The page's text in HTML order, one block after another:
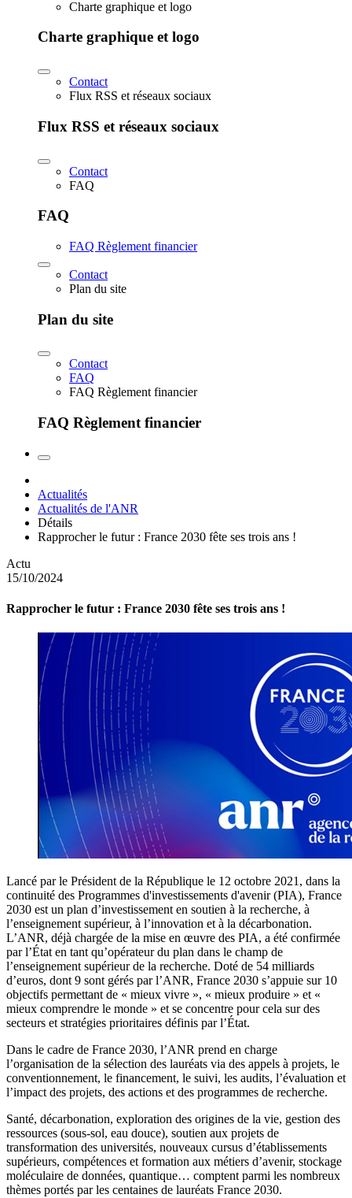
Charte graphique et logo
Charte graphique et logo
Contact
Flux RSS et réseaux sociaux
Flux RSS et réseaux sociaux
Contact
FAQ
FAQ
FAQ Règlement financier
Contact
Plan du site
Plan du site
Contact
FAQ
FAQ Règlement financier
FAQ Règlement financier
Actualités
Actualités de l'ANR
Détails
Rapprocher le futur : France 2030 fête ses trois ans !
Actu
15/10/2024
Rapprocher le futur : France 2030 fête ses trois ans !
Lancé par le Président de la République le 12 octobre 2021, dans la
continuité des Programmes d'investissements d'avenir (PIA), France
2030 est un plan d’investissement en soutien à la recherche, à
l’enseignement supérieur, à l’innovation et à la décarbonation.
L’ANR, déjà chargée de la mise en œuvre des PIA, a été confirmée
par l’État en tant qu’opérateur du plan dans le champ de
l’enseignement supérieur de la recherche. Doté de 54 milliards
d’euros, dont 9 sont gérés par l’ANR, France 2030 s’appuie sur 10
objectifs permettant de « mieux vivre », « mieux produire » et «
mieux comprendre le monde » et se concentre pour cela sur des
secteurs et stratégies prioritaires définis par l’État.
Dans le cadre de France 2030, l’ANR prend en charge
l’organisation de la sélection des lauréats via des appels à projets, le
conventionnement, le financement, le suivi, les audits, l’évaluation et
l’impact des projets, des actions et des programmes de recherche.
Santé, décarbonation, exploration des origines de la vie, gestion des
ressources (sous-sol, eau douce), soutien aux projets de
transformation des universités, nouveaux cursus d’établissements
supérieurs, compétences et formation aux métiers d’avenir, stockage
moléculaire de données, quantique… comptent parmi les nombreux
thèmes portés par les centaines de lauréats France 2030.